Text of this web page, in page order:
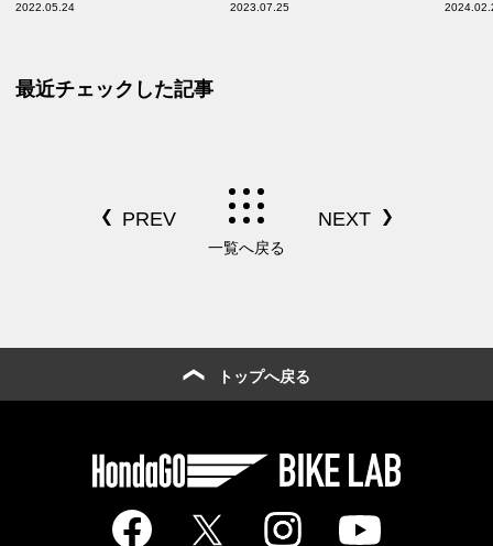
2022.05.24 2023.07.25
最近チェックした記事
一覧へ戻る
トップへ戻る